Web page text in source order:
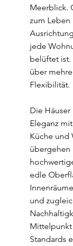
Meerblick.
zum Leben
jede
belüftet ist.
über
Flexibilität.
Die
Eleganz
Küche und
übergehen
edle
und
Mittelpunkt
Standards